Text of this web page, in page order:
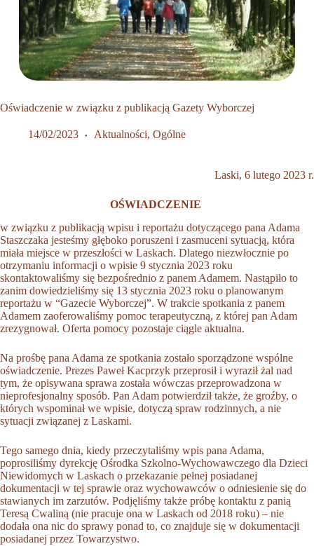
Oświadczenie w związku z publikacją Gazety Wyborczej
14/02/2023 Aktualności, Ogólne
Laski, 6 lutego 2023 r.
OŚWIADCZENIE
w związku z publikacją wpisu i reportażu dotyczącego pana Adama
Staszczaka jesteśmy głęboko poruszeni i zasmuceni sytuacją, która
miała miejsce w przeszłości w Laskach. Dlatego niezwłocznie po
otrzymaniu informacji o wpisie 9 stycznia 2023 roku
skontaktowaliśmy się bezpośrednio z panem Adamem. Nastąpiło to
zanim dowiedzieliśmy się 13 stycznia 2023 roku o planowanym
reportażu w “Gazecie Wyborczej”. W trakcie spotkania z panem
Adamem zaoferowaliśmy pomoc terapeutyczną, z której pan Adam
zrezygnował. Oferta pomocy pozostaje ciągle aktualna.
Na prośbę pana Adama ze spotkania zostało sporządzone wspólne
oświadczenie. Prezes Paweł Kacprzyk przeprosił i wyraził żal nad
tym, że opisywana sprawa została wówczas przeprowadzona w
nieprofesjonalny sposób. Pan Adam potwierdził także, że groźby, o
których wspominał we wpisie, dotyczą spraw rodzinnych, a nie
sytuacji związanej z Laskami.
Tego samego dnia, kiedy przeczytaliśmy wpis pana Adama,
poprosiliśmy dyrekcję Ośrodka Szkolno-Wychowawczego dla Dzieci
Niewidomych w Laskach o przekazanie pełnej posiadanej
dokumentacji w tej sprawie oraz wychowawców o odniesienie się do
stawianych im zarzutów. Podjęliśmy także próbę kontaktu z panią
Teresą Cwaliną (nie pracuje ona w Laskach od 2018 roku) – nie
dodała ona nic do sprawy ponad to, co znajduje się w dokumentacji
posiadanej przez Towarzystwo.